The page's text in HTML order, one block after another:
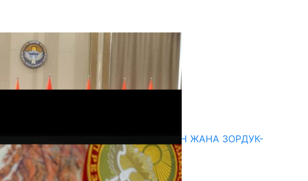
ГЕНДЕРДИК БАСМЫРЛООДОН ЖАНА ЗОРДУК-
ЗОМБУЛУКТАН КОРГОО
07.08.2026